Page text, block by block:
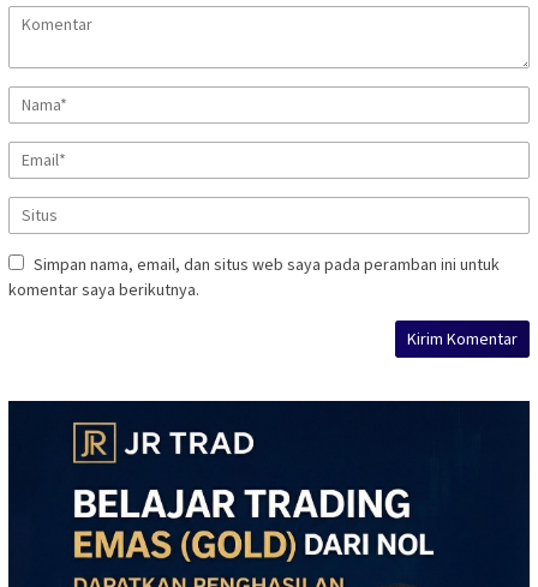
Simpan nama, email, dan situs web saya pada peramban ini untuk
komentar saya berikutnya.